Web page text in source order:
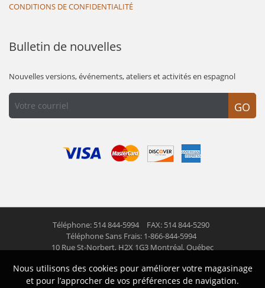
CONDITIONS DE CONFIDENTIALITÉ
Bulletin de nouvelles
Nouvelles versions, événements, ateliers et activités en espagnol
GO
Téléphone: 514 844-5994
FAX: 514 844-5290
Téléphone Sans Frais: 1-866-844-5994
10 Rue St-Norbert, H2X 1G3 Montréal, Québec
© 2026 Las Americas inc. Tous droits réservés
Nous utilisons des cookies pour améliorer votre magasinage
et pour l’approcher de vos préférences de navigation.